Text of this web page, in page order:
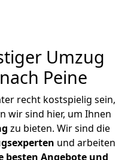
Umzug
Peine
recht kostspielig sein,
wir sind hier, um Ihnen
zu bieten. Wir sind die
und arbeiten
besten Angebote und